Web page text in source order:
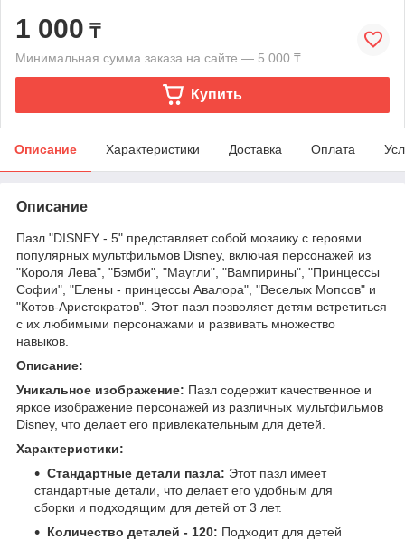
1 000 ₸
Минимальная сумма заказа на сайте — 5 000 ₸
Купить
Описание Характеристики Доставка Оплата
Описание
Пазл "DISNEY - 5" представляет собой мозаику с героями
популярных мультфильмов Disney, включая персонажей из
"Короля Лева", "Бэмби", "Маугли", "Вампирины", "Принцессы
Софии", "Елены - принцессы Авалора", "Веселых Мопсов" и
"Котов-Аристократов". Этот пазл позволяет детям встретиться
с их любимыми персонажами и развивать множество
навыков.
Описание:
Уникальное изображение: Пазл содержит качественное и
яркое изображение персонажей из различных мультфильмов
Disney, что делает его привлекательным для детей.
Характеристики:
Стандартные детали пазла: Этот пазл имеет
стандартные детали, что делает его удобным для
сборки и подходящим для детей от 3 лет.
Количество деталей - 120: Подходит для детей